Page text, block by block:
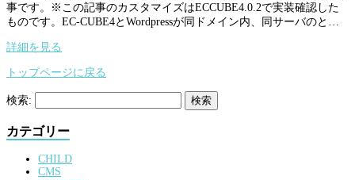
事です。※この記事のカスタマイズはECCUBE4.0.2で実装確認した
ものです。EC-CUBE4とWordpressが同ドメイン内、同サーバのと…
詳細を見る
トップページに戻る
検索:
カテゴリー
CHILD
CMS